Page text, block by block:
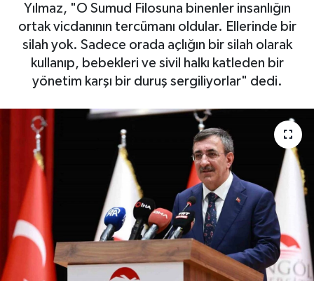
Yılmaz, "O Sumud Filosuna binenler insanlığın
ortak vicdanının tercümanı oldular. Ellerinde bir
silah yok. Sadece orada açlığın bir silah olarak
kullanıp, bebekleri ve sivil halkı katleden bir
yönetim karşı bir duruş sergiliyorlar" dedi.
GÜNDEM
HABERDE İNSAN
MAGAZİN
MEDYA
ÖZEL HABER
POLİTİKA